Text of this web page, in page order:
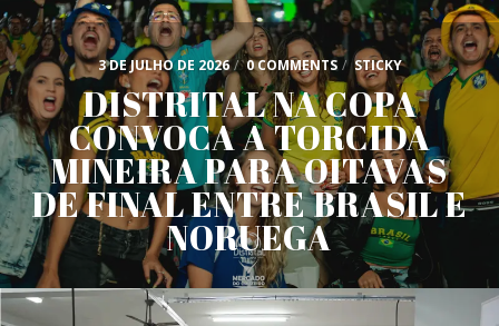
3 DE JULHO DE 2026 / 0 COMMENTS / STICKY
DISTRITAL NA COPA
CONVOCA A TORCIDA
MINEIRA PARA OITAVAS
DE FINAL ENTRE BRASIL E
NORUEGA